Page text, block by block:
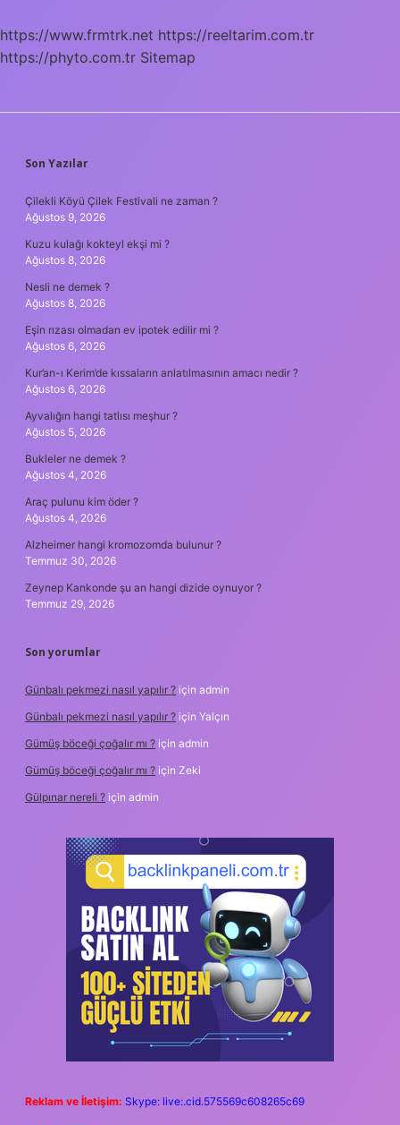
https://www.frmtrk.net https://reeltarim.com.tr
https://phyto.com.tr Sitemap
SIDEBAR
Son Yazılar
Çilekli Köyü Çilek Festivali ne zaman ?
Ağustos 9, 2026
Kuzu kulağı kokteyl ekşi mi ?
Ağustos 8, 2026
Nesli ne demek ?
Ağustos 8, 2026
Eşin rızası olmadan ev ipotek edilir mi ?
Ağustos 6, 2026
Kur’an-ı Kerim’de kıssaların anlatılmasının amacı nedir ?
Ağustos 6, 2026
Ayvalığın hangi tatlısı meşhur ?
Ağustos 5, 2026
Bukleler ne demek ?
Ağustos 4, 2026
Araç pulunu kim öder ?
Ağustos 4, 2026
Alzheimer hangi kromozomda bulunur ?
Temmuz 30, 2026
Zeynep Kankonde şu an hangi dizide oynuyor ?
Temmuz 29, 2026
Son yorumlar
Günbalı pekmezi nasıl yapılır ? için admin
Günbalı pekmezi nasıl yapılır ? için Yalçın
Gümüş böceği çoğalır mı ? için admin
Gümüş böceği çoğalır mı ? için Zeki
Gülpınar nereli ? için admin
Reklam ve İletişim: Skype: live:.cid.575569c608265c69